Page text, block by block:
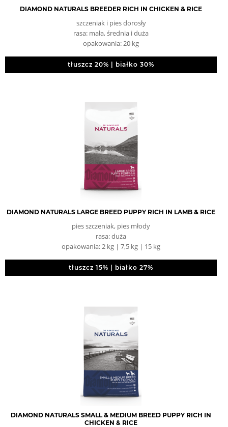
DIAMOND NATURALS BREEDER RICH IN CHICKEN & RICE
szczeniak i pies dorosły
rasa: mała, średnia i duża
opakowania: 20 kg
tłuszcz 20% | białko 30%
DIAMOND NATURALS LARGE BREED PUPPY RICH IN LAMB & RICE
pies szczeniak, pies młody
rasa: duża
opakowania: 2 kg | 7,5 kg | 15 kg
tłuszcz 15% | białko 27%
DIAMOND NATURALS SMALL & MEDIUM BREED PUPPY RICH IN
CHICKEN & RICE